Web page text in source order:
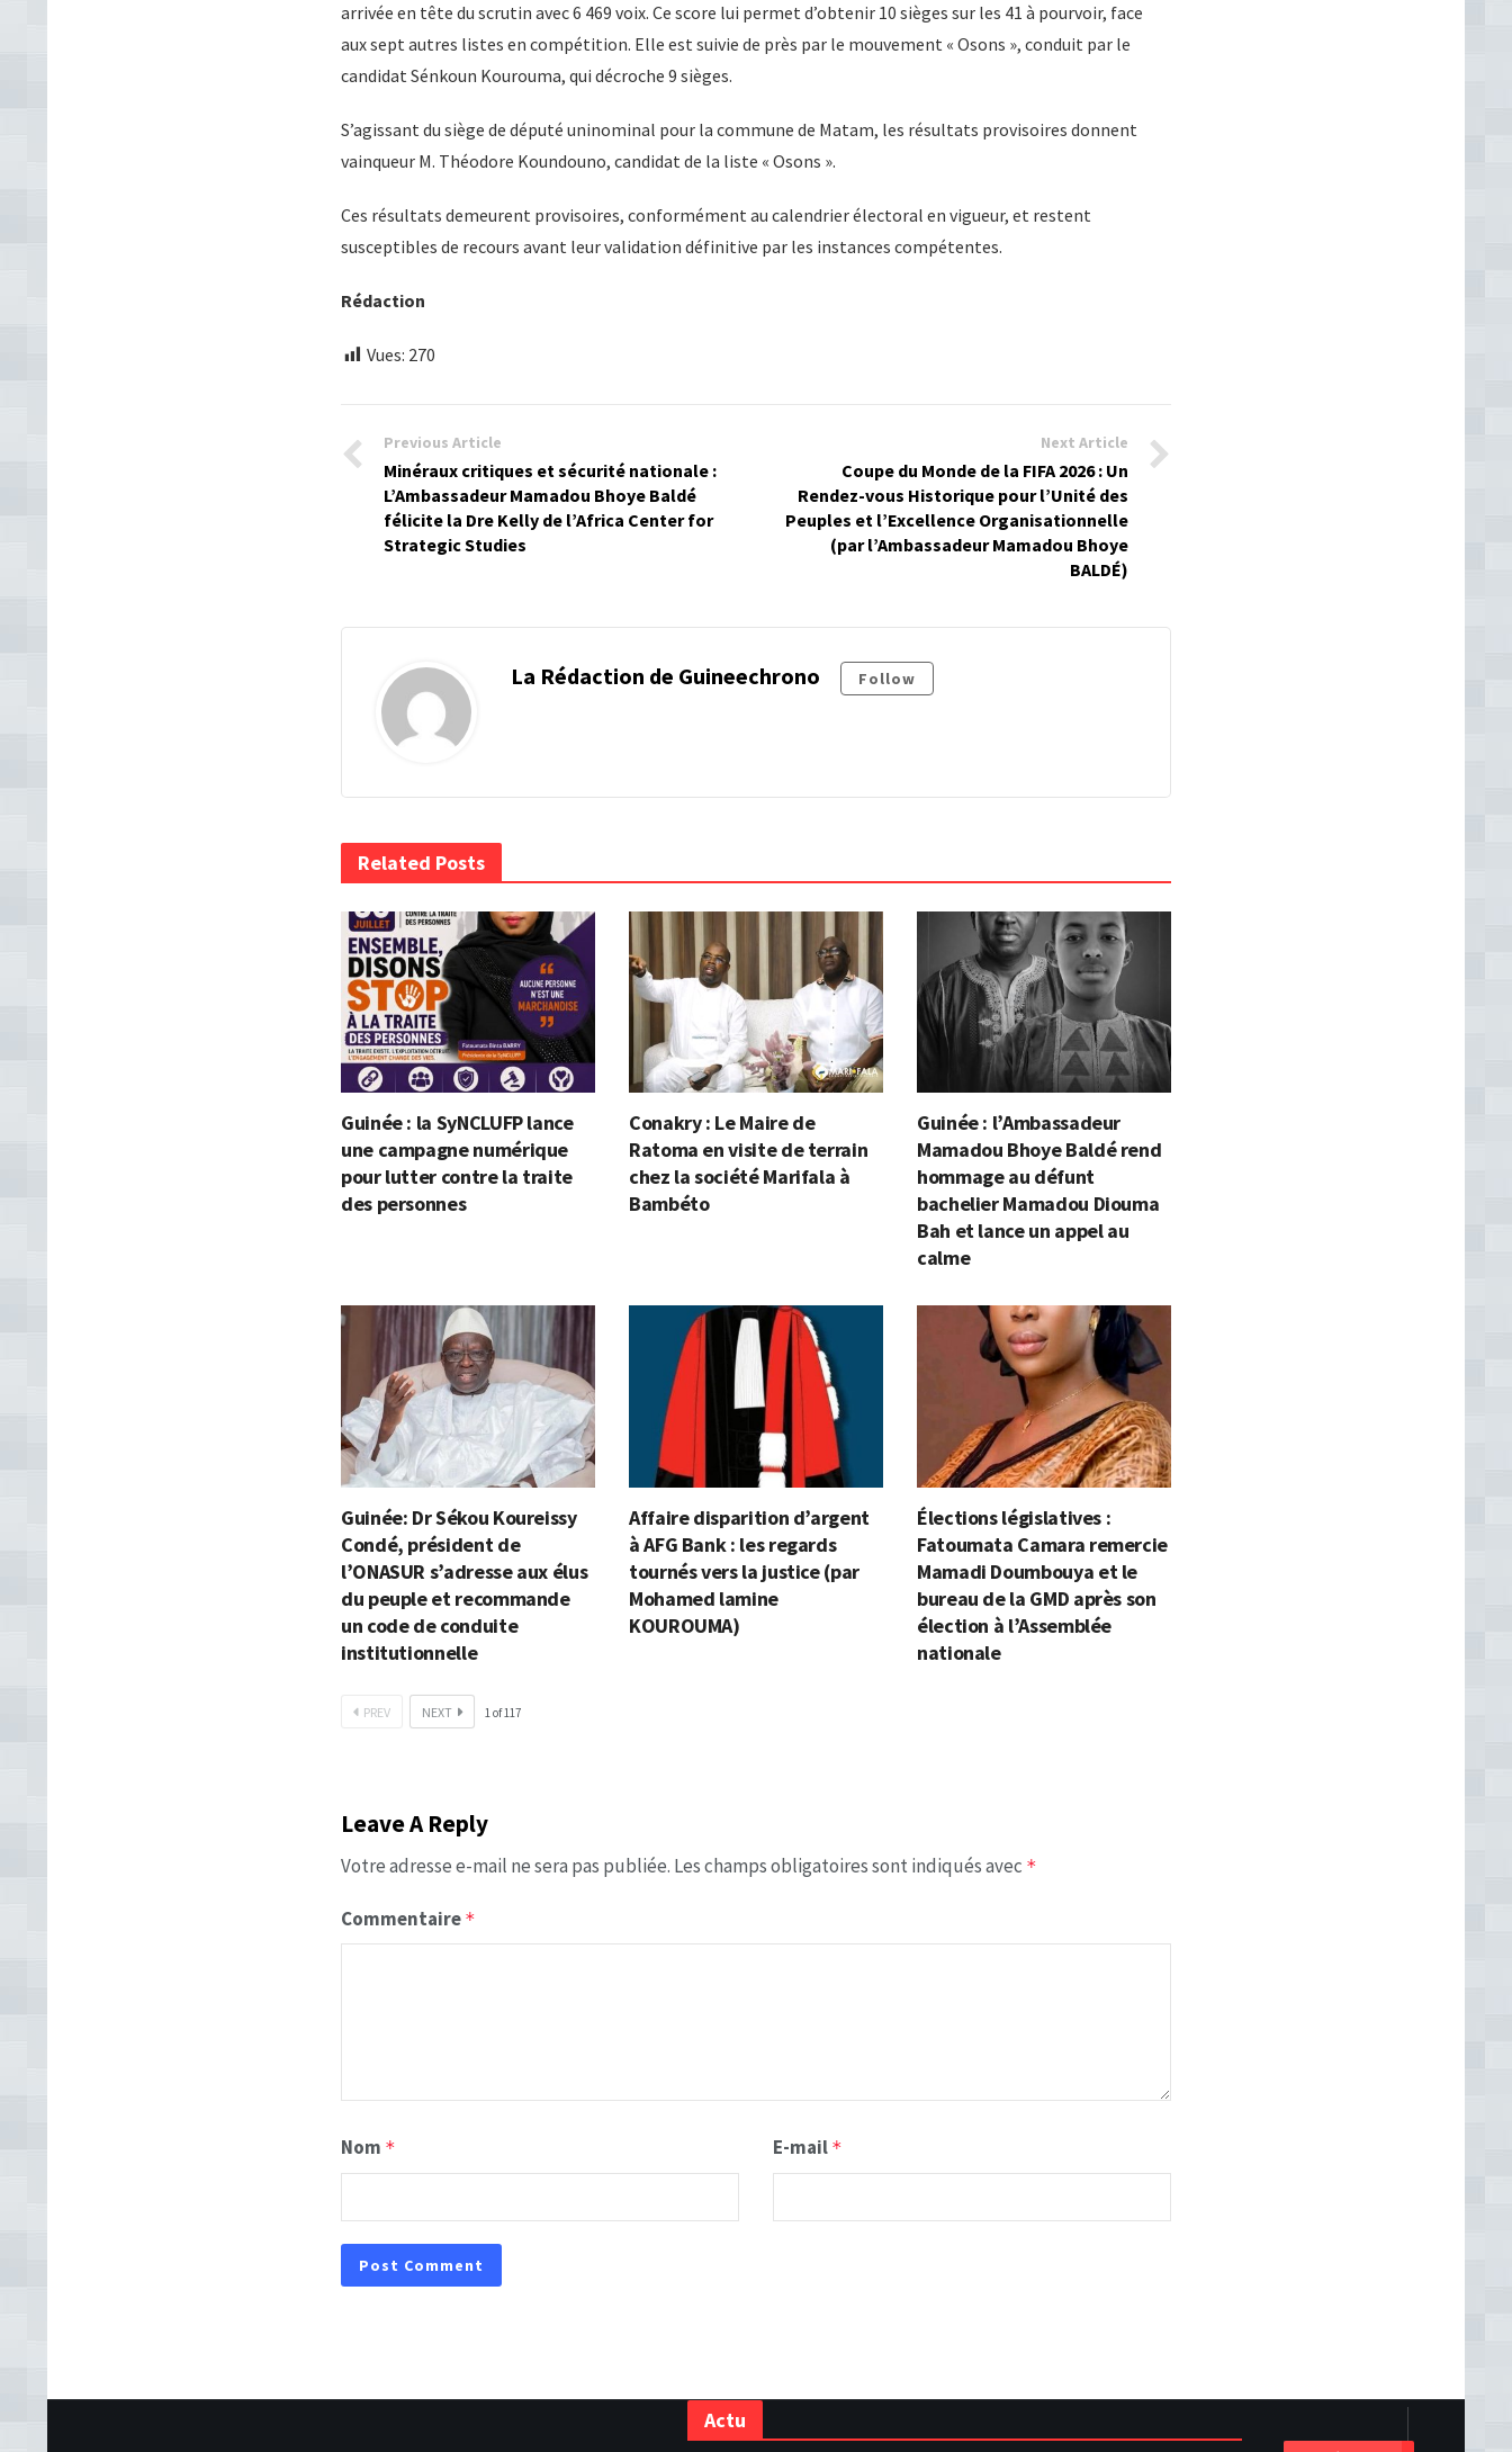
arrivée en tête du scrutin avec 6 469 voix. Ce score lui permet d’obtenir 10 sièges sur les 41 à pourvoir, face
aux sept autres listes en compétition. Elle est suivie de près par le mouvement « Osons », conduit par le
candidat Sénkoun Kourouma, qui décroche 9 sièges.
S’agissant du siège de député uninominal pour la commune de Matam, les résultats provisoires donnent
vainqueur M. Théodore Koundouno, candidat de la liste « Osons ».
Ces résultats demeurent provisoires, conformément au calendrier électoral en vigueur, et restent
susceptibles de recours avant leur validation définitive par les instances compétentes.
Rédaction
Vues: 270
Previous Article
Minéraux critiques et sécurité nationale :
L’Ambassadeur Mamadou Bhoye Baldé
félicite la Dre Kelly de l’Africa Center for
Strategic Studies
Next Article
Coupe du Monde de la FIFA 2026 : Un
Rendez-vous Historique pour l’Unité des
Peuples et l’Excellence Organisationnelle
(par l’Ambassadeur Mamadou Bhoye
BALDÉ)
La Rédaction de Guineechrono Follow
Related Posts
Guinée : la SyNCLUFP lance
une campagne numérique
pour lutter contre la traite
des personnes
Conakry : Le Maire de
Ratoma en visite de terrain
chez la société Marifala à
Bambéto
Guinée : l’Ambassadeur
Mamadou Bhoye Baldé rend
hommage au défunt
bachelier Mamadou Diouma
Bah et lance un appel au
calme
Guinée: Dr Sékou Koureissy
Condé, président de
l’ONASUR s’adresse aux élus
du peuple et recommande
un code de conduite
institutionnelle
Affaire disparition d’argent
à AFG Bank : les regards
tournés vers la justice (par
Mohamed lamine
KOUROUMA)
Élections législatives :
Fatoumata Camara remercie
Mamadi Doumbouya et le
bureau de la GMD après son
élection à l’Assemblée
nationale
PREV NEXT 1 of117
Leave A Reply
Votre adresse e-mail ne sera pas publiée. Les champs obligatoires sont indiqués avec *
Commentaire *
Nom * E-mail *
Actu